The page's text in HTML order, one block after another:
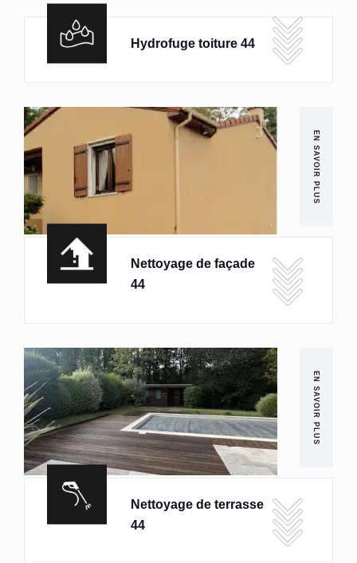
Hydrofuge toiture 44
EN SAVOIR PLUS
Nettoyage de façade
44
EN SAVOIR PLUS
Nettoyage de terrasse
44